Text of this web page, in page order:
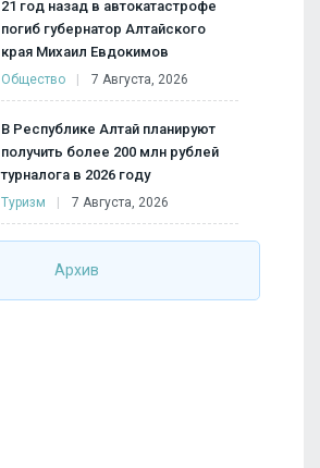
21 год назад в автокатастрофе
погиб губернатор Алтайского
края Михаил Евдокимов
Общество 7 Августа, 2026
В Республике Алтай планируют
получить более 200 млн рублей
турналога в 2026 году
Туризм 7 Августа, 2026
Архив